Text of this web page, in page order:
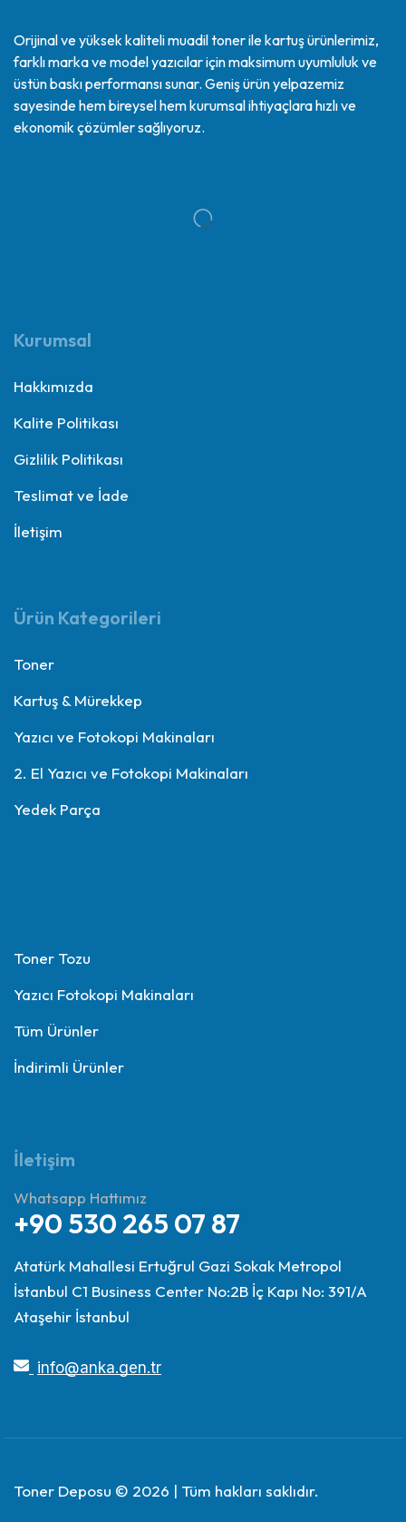
Orijinal ve yüksek kaliteli muadil toner ile kartuş ürünlerimiz,
farklı marka ve model yazıcılar için maksimum uyumluluk ve
üstün baskı performansı sunar. Geniş ürün yelpazemiz
sayesinde hem bireysel hem kurumsal ihtiyaçlara hızlı ve
ekonomik çözümler sağlıyoruz.
Kurumsal
Hakkımızda
Kalite Politikası
Gizlilik Politikası
Teslimat ve İade
İletişim
Ürün Kategorileri
Toner
Kartuş & Mürekkep
Yazıcı ve Fotokopi Makinaları
2. El Yazıcı ve Fotokopi Makinaları
Yedek Parça
Toner Tozu
Yazıcı Fotokopi Makinaları
Tüm Ürünler
İndirimli Ürünler
İletişim
Whatsapp Hattımız
+90 530 265 07 87
Atatürk Mahallesi Ertuğrul Gazi Sokak Metropol
İstanbul C1 Business Center No:2B İç Kapı No: 391/A
Ataşehir İstanbul
info@anka.gen.tr
Toner Deposu © 2026 | Tüm hakları saklıdır.